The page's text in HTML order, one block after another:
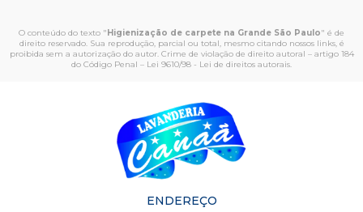
O conteúdo do texto "Higienização de carpete na Grande São Paulo" é de
direito reservado. Sua reprodução, parcial ou total, mesmo citando nossos links, é
proibida sem a autorização do autor. Crime de violação de direito autoral – artigo 184
do Código Penal – Lei 9610/98 - Lei de direitos autorais.
ENDEREÇO